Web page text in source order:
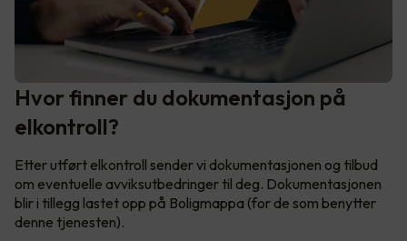
Hvor finner du dokumentasjon på
elkontroll?
Etter utført elkontroll sender vi dokumentasjonen og tilbud
om eventuelle avviksutbedringer til deg. Dokumentasjonen
blir i tillegg lastet opp på Boligmappa (for de som benytter
denne tjenesten).